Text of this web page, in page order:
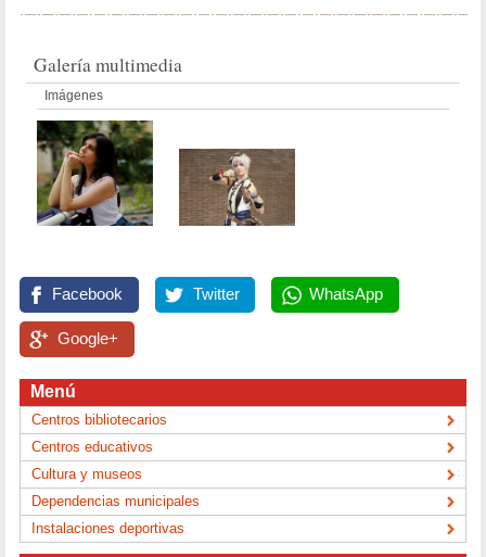
Galería multimedia
Imágenes
Facebook Twitter WhatsApp
Google+
Menú
Centros bibliotecarios
Centros educativos
Cultura y museos
Dependencias municipales
Instalaciones deportivas